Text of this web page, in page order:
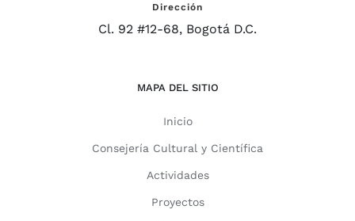
Dirección
Cl. 92 #12-68, Bogotá D.C.
MAPA DEL SITIO
Inicio
Consejería Cultural y Científica
Actividades
Proyectos